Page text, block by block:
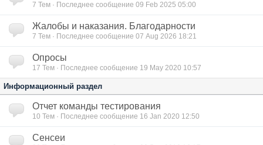
7 Тем · Последнее сообщение 09 Feb 2025 05:00
Жалобы и наказания. Благодарности
7 Тем · Последнее сообщение 07 Aug 2026 18:21
Опросы
17 Тем · Последнее сообщение 19 May 2020 10:57
Информационный раздел
Отчет команды тестирования
10 Тем · Последнее сообщение 16 Jan 2020 12:50
Сенсеи